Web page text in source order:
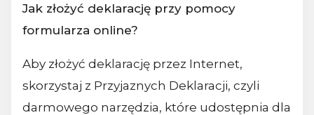
Jak złożyć deklarację przy pomocy
formularza online?
Aby złożyć deklarację przez Internet,
skorzystaj z Przyjaznych Deklaracji, czyli
darmowego narzędzia, które udostępnia dla